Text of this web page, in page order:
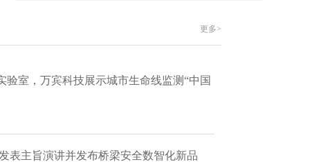
更多>
室，万宾科技展示城市生命线监测“中国
表主旨演讲并发布桥梁安全数智化新品